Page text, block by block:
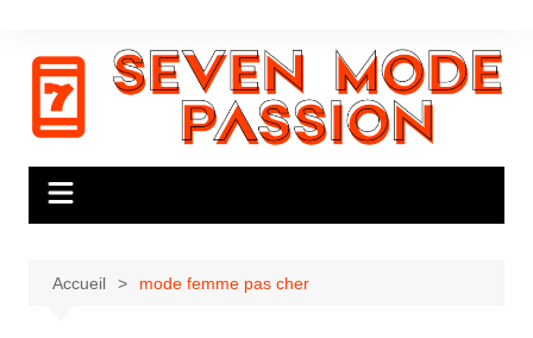
contenu
Accueil mode femme pas cher